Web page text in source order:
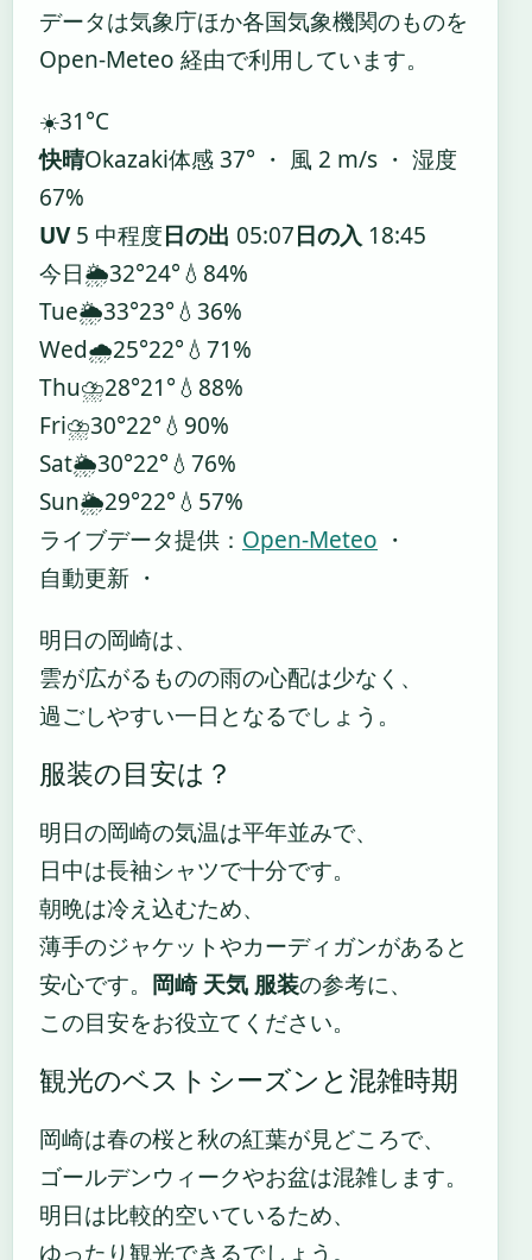
データは気象庁ほか各国気象機関のものを
Open-Meteo 経由で利用しています。
☀️31°C
快晴Okazaki体感 37° ・ 風 2 m/s ・ 湿度
67%
UV5 中程度日の出 05:07日の入 18:45
今日🌦️32°24°💧84%
Tue🌦️33°23°💧36%
Wed🌧️25°22°💧71%
Thu⛈️28°21°💧88%
Fri⛈️30°22°💧90%
Sat🌦️30°22°💧76%
Sun🌦️29°22°💧57%
ライブデータ提供： Open-Meteo ・
自動更新 ・
明日の岡崎は、
雲が広がるものの雨の心配は少なく、
過ごしやすい一日となるでしょう。
服装の目安は？
明日の岡崎の気温は平年並みで、
日中は長袖シャツで十分です。
朝晩は冷え込むため、
薄手のジャケットやカーディガンがあると
安心です。 岡崎 天気 服装の参考に、
この目安をお役立てください。
観光のベストシーズンと混雑時期
岡崎は春の桜と秋の紅葉が見どころで、
ゴールデンウィークやお盆は混雑します。
明日は比較的空いているため、
ゆったり観光できるでしょう。